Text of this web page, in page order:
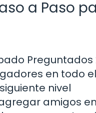
a Paso
Preguntados
en todo el
nivel
amigos en